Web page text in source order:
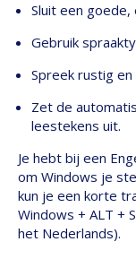
Sluit een
Gebruik
Spreek rustig
Zet de
leestekens uit.
Je hebt bij een
om Windows je
kun je een korte
Windows + ALT +
het Nederlands).